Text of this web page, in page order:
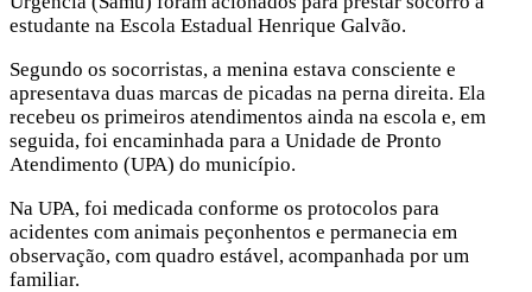
estudante na Escola Estadual Henrique Galvão.
Segundo os socorristas, a menina estava consciente e
apresentava duas marcas de picadas na perna direita. Ela
recebeu os primeiros atendimentos ainda na escola e, em
seguida, foi encaminhada para a Unidade de Pronto
Atendimento (UPA) do município.
Na UPA, foi medicada conforme os protocolos para
acidentes com animais peçonhentos e permanecia em
observação, com quadro estável, acompanhada por um
familiar.